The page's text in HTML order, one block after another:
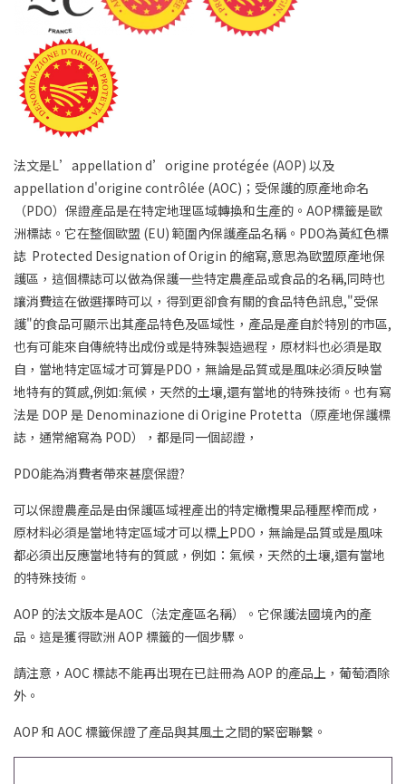
法文是L’appellation d’origine protégée (AOP) 以及
appellation d'origine contrôlée (AOC)；受保護的原產地命名
（PDO）保證產品是在特定地理區域轉換和生產的。AOP標籤是歐
洲標誌。它在整個歐盟 (EU) 範圍內保護產品名稱。PDO為黃紅色標
誌 Protected Designation of Origin 的縮寫,意思為歐盟原產地保
護區，這個標誌可以做為保護一些特定農產品或食品的名稱,同時也
讓消費這在做選擇時可以，得到更卻食有關的食品特色訊息,"受保
護"的食品可顯示出其產品特色及區域性，產品是產自於特別的市區,
也有可能來自傳統特出成份或是特殊製造過程，原材料也必須是取
自，當地特定區域才可算是PDO，無論是品質或是風味必須反映當
地特有的質感,例如:氣候，天然的土壤,還有當地的特殊技術。也有寫
法是 DOP 是 Denominazione di Origine Protetta（原產地保護標
誌，通常縮寫為 POD），都是同一個認證，
PDO能為消費者帶來甚麼保證?
可以保證農產品是由保護區域裡產出的特定橄欖果品種壓榨而成，
原材料必須是當地特定區域才可以標上PDO，無論是品質或是風味
都必須出反應當地特有的質感，例如：氣候，天然的土壤,還有當地
的特殊技術。
AOP 的法文版本是AOC（法定產區名稱）。它保護法國境內的產
品。這是獲得歐洲 AOP 標籤的一個步驟。
請注意，AOC 標誌不能再出現在已註冊為 AOP 的產品上，葡萄酒除
外。
AOP 和 AOC 標籤保證了產品與其風土之間的緊密聯繫。